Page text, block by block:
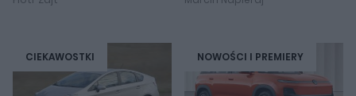
CIEKAWOSTKI NOWOŚCI I PREMIERY